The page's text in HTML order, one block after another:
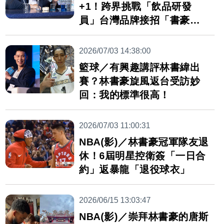
+1！跨界挑戰「飲品研發
員」台灣品牌接招「書豪障
礙」
2026/07/03 14:38:00
籃球／有興趣講評林書緯出
賽？林書豪旋風返台受訪妙
回：我的標準很高！
2026/07/03 11:00:31
NBA(影)／林書豪冠軍隊友退
休！6屆明星控衛簽「一日合
約」返暴龍「退役球衣」
2026/06/15 13:03:47
NBA(影)／崇拜林書豪的唐斯